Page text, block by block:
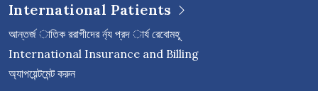
International Patients
আন্তর্জ াতিক ররাগীদের র্ন্য প্রদ ার্য রেবােমহূ
International Insurance and Billing
অ্যাপয়েন্টমেন্ট করুন